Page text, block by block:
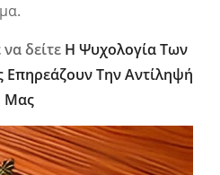
δείτε Η Ψυχολογία Των
Την Αντίληψή
Μας